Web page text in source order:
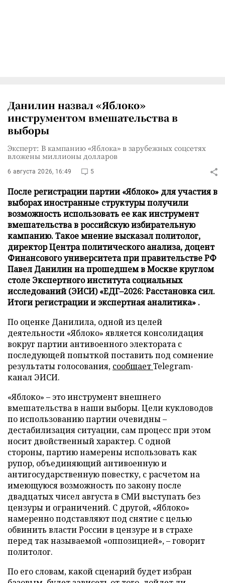
Данилин назвал «Яблоко»
инструментом вмешательства в
выборы
Эксперт: В кампанию «Яблока» в зарубежных соцсетях
вложены миллионы долларов
6 августа 2026, 16:49 5
После регистрации партии «Яблоко» для участия в
выборах иностранные структуры получили
возможность использовать ее как инструмент
вмешательства в российскую избирательную
кампанию. Такое мнение высказал политолог,
директор Центра политического анализа, доцент
Финансового университета при правительстве РФ
Павел Данилин на прошедшем в Москве круглом
столе Экспертного института социальных
исследований (ЭИСИ) «ЕДГ–2026: Расстановка сил.
Итоги регистрации и экспертная аналитика» .
По оценке Данилила, одной из целей
деятельности «Яблоко» является консолидация
вокруг партии антивоенного электората с
последующей попыткой поставить под сомнение
результаты голосования, сообщаетTelegram-
канал ЭИСИ.
«Яблоко» – это инструмент внешнего
вмешательства в наши выборы. Цели кукловодов
по использованию партии очевидны –
дестабилизация ситуации, сам процесс при этом
носит двойственный характер. С одной
стороны, партию намерены использовать как
рупор, объединяющий антивоенную и
антигосударственную повестку, с расчетом на
имеющуюся возможность по закону после
двадцатых чисел августа в СМИ выступать без
цензуры и ограничений. С другой, «Яблоко»
намеренно подставляют под снятие с целью
обвинить власти России в цензуре и в страхе
перед так называемой «оппозицией», – говорит
политолог.
По его словам, какой сценарий будет избран